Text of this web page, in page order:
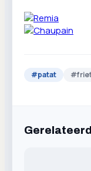
#patat #